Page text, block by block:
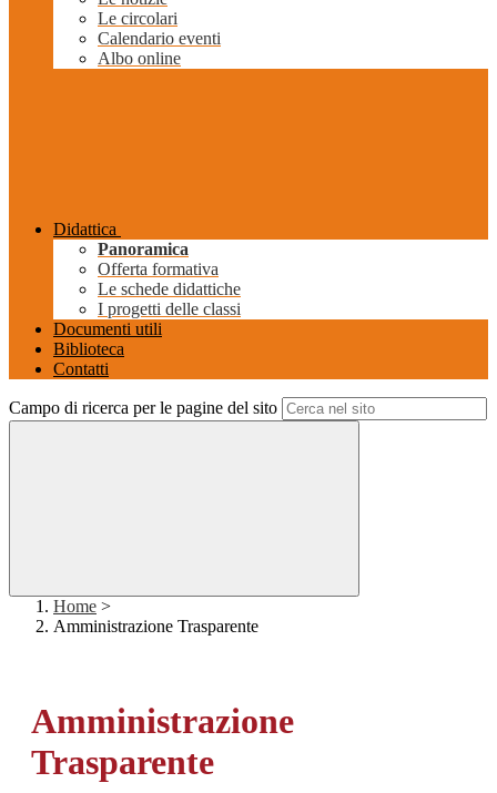
Le circolari
Calendario eventi
Albo online
Didattica
Panoramica
Offerta formativa
Le schede didattiche
I progetti delle classi
Documenti utili
Biblioteca
Contatti
Campo di ricerca per le pagine del sito
Home >
Amministrazione Trasparente
Amministrazione
Trasparente